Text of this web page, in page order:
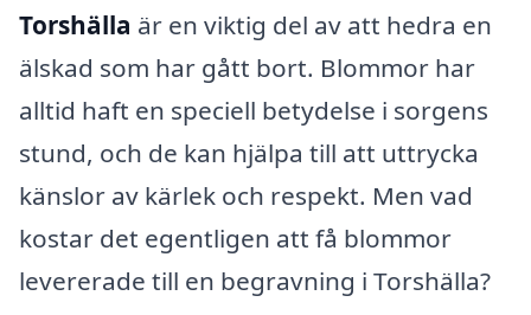
Torshälla är en viktig del av att hedra en
älskad som har gått bort. Blommor har
alltid haft en speciell betydelse i sorgens
stund, och de kan hjälpa till att uttrycka
känslor av kärlek och respekt. Men vad
kostar det egentligen att få blommor
levererade till en begravning i Torshälla?